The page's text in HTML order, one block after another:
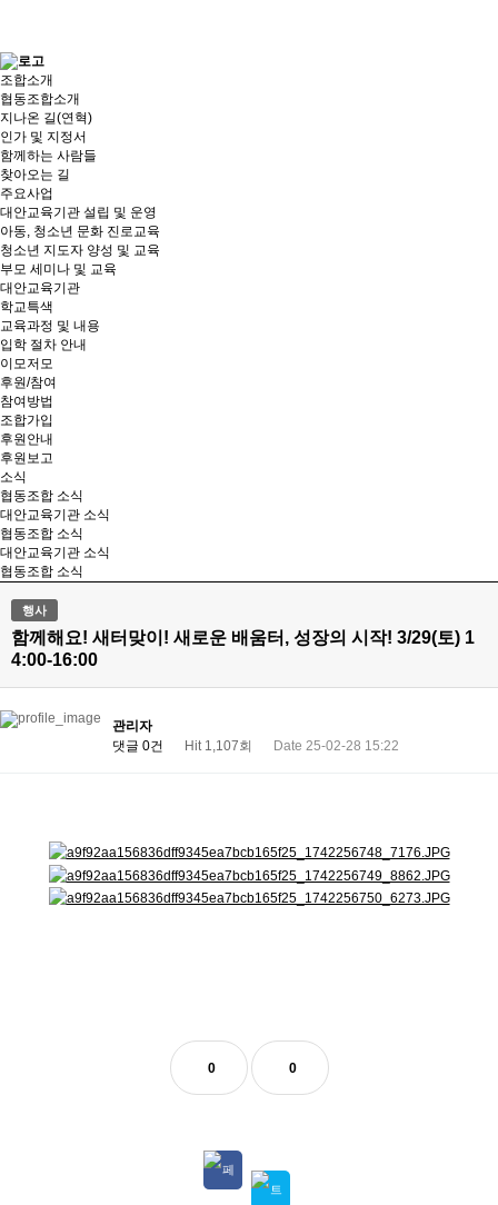
조합소개
협동조합소개
지나온 길(연혁)
인가 및 지정서
함께하는 사람들
찾아오는 길
주요사업
대안교육기관 설립 및 운영
아동, 청소년 문화 진로교육
청소년 지도자 양성 및 교육
부모 세미나 및 교육
대안교육기관
학교특색
교육과정 및 내용
입학 절차 안내
이모저모
후원/참여
참여방법
조합가입
후원안내
후원보고
소식
협동조합 소식
대안교육기관 소식
협동조합 소식
대안교육기관 소식
협동조합 소식
행사
함께해요! 새터맞이! 새로운 배움터, 성장의 시작! 3/29(토) 1
4:00-16:00
관리자
댓글 0건
Hit 1,107회 Date 25-02-28 15:22
0 0